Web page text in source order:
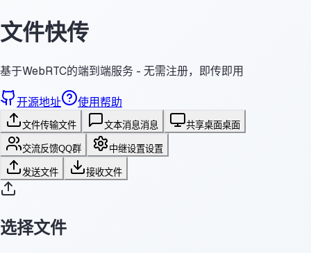
文件快传
基于WebRTC的端到端服务 - 无需注册，即传即用
开源地址 使用帮助
文件传输文件 文本消息消息 共享桌面桌面
交流反馈QQ群 中继设置设置
发送文件 接收文件
选择文件